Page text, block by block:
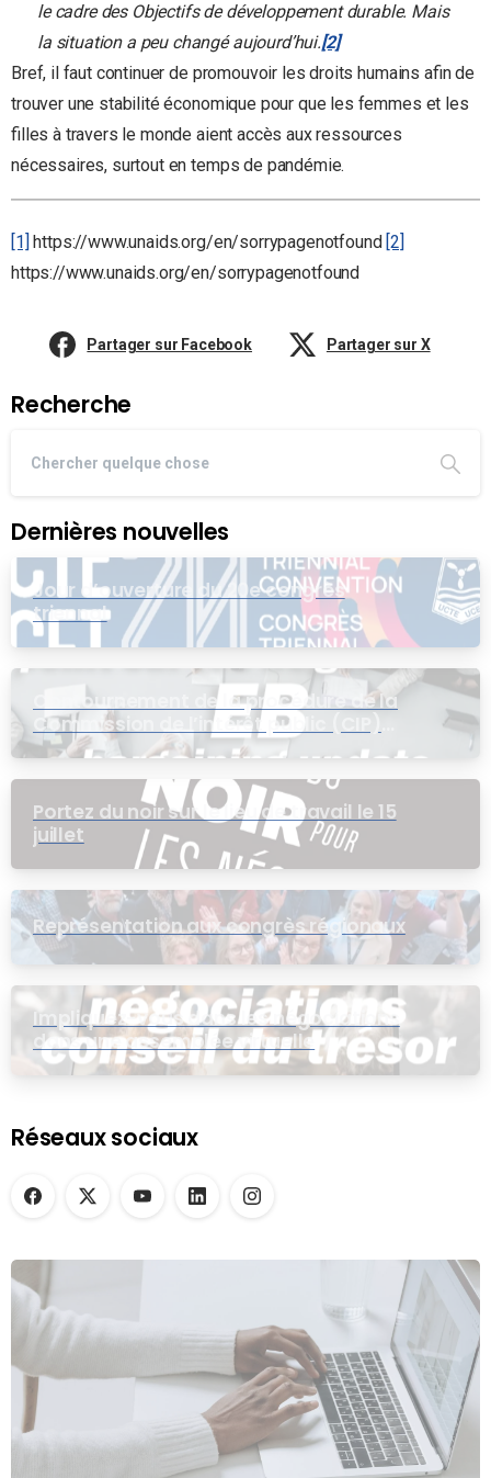
le cadre des Objectifs de développement durable. Mais
la situation a peu changé aujourd’hui.[2]
Bref, il faut continuer de promouvoir les droits humains afin de
trouver une stabilité économique pour que les femmes et les
filles à travers le monde aient accès aux ressources
nécessaires, surtout en temps de pandémie.
[1] https://www.unaids.org/en/sorrypagenotfound [2]
https://www.unaids.org/en/sorrypagenotfound
Partager sur Facebook Partager sur X
Recherche
Dernières nouvelles
Jour d’ouverture du 20e congrès
triennal
Contournement de la procédure de la
Commission de l’intérêt public (CIP)
pour le groupe EB
Portez du noir sur le lieu de travail le 15
juillet
Représentation aux congrès régionaux
Impliquez-vous dans les négociations
dans une assemblée virtuelle
Réseaux sociaux